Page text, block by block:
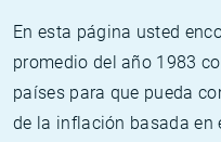
En esta página usted
promedio del año 1983
países para que pueda
de la inflación basada en